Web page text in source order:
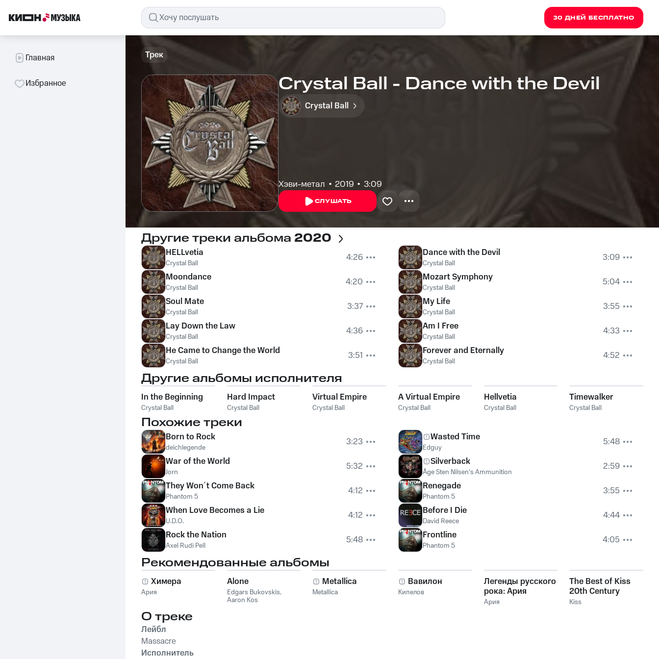
30 ДНЕЙ БЕСПЛАТНО
Главная
Избранное
Трек
Crystal Ball - Dance with the Devil
Crystal Ball
Хэви-метал 2019 3:09
СЛУШАТЬ
Другие треки альбома 2020
HELLvetia
Crystal Ball
4:26
Moondance
Crystal Ball
4:20
Soul Mate
Crystal Ball
3:37
Lay Down the Law
Crystal Ball
4:36
He Came to Change the World
Crystal Ball 3:51
Dance with the Devil
Crystal Ball
3:09
Mozart Symphony
Crystal Ball
5:04
My Life
Crystal Ball
3:55
Am I Free
Crystal Ball
4:33
Forever and Eternally
Crystal Ball 4:52
Другие альбомы исполнителя
In the Beginning
Crystal Ball
Hard Impact
Crystal Ball
Virtual Empire
Crystal Ball
A Virtual Empire
Crystal Ball
Hellvetia
Crystal Ball
Timewalker
Crystal Ball
Похожие треки
Born to Rock
deichlegende
3:23
War of the World
Jorn
5:32
They Won´t Come Back
Phantom 5
4:12
When Love Becomes a Lie
U.D.O.
4:12
Rock the Nation
Axel Rudi Pell 5:48
Wasted Time
Edguy
5:48
Silverback
Åge Sten Nilsen's Ammunition
2:59
Renegade
Phantom 5
3:55
Before I Die
David Reece
4:44
Frontline
Phantom 5 4:05
Рекомендованные альбомы
Химера
Ария
Alone
Edgars Bukovskis,
Aaron Kos
Metallica
Metallica
Вавилон
Кипелов
Легенды русского
рока: Ария
Ария
The Best of Kiss
20th Century
Masters The
Kiss
О треке
Лейбл
Massacre
Исполнитель